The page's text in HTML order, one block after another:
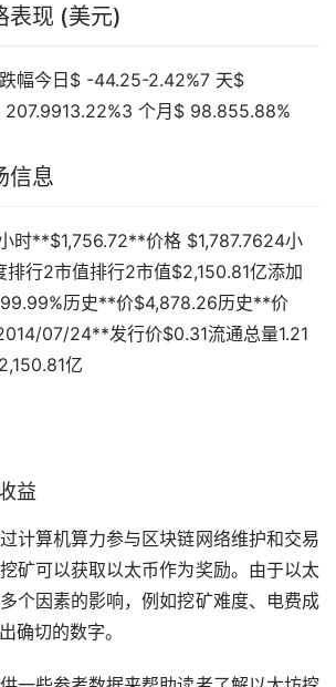
表现 (美元)
幅今日$ -44.25-2.42%7 天$
207.9913.22%3 个月$ 98.855.88%
信息
时**$1,756.72**价格 $1,787.7624小
行2市值排行2市值$2,150.81亿添加
历史**价$4,878.26历史**价
07/24**发行价$0.31流通总量1.21
亿
益
计算机算力参与区块链网络维护和交易
矿可以获取以太币作为奖励。由于以太
个因素的影响，例如挖矿难度、电费成
确切的数字。